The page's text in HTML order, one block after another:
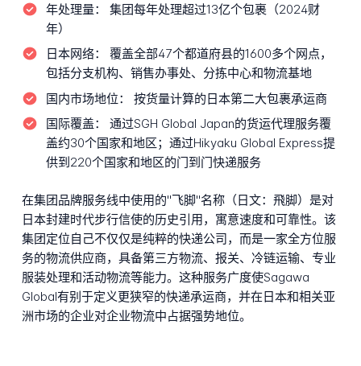
年处理量：
集团每年处理超过13亿个包裹（2024财
年）
日本网络：
覆盖全部47个都道府县的1600多个网点，
包括分支机构、销售办事处、分拣中心和物流基地
国内市场地位：
按货量计算的日本第二大包裹承运商
国际覆盖：
通过SGH Global Japan的货运代理服务覆
盖约30个国家和地区；通过Hikyaku Global Express提
供到220个国家和地区的门到门快递服务
在集团品牌服务线中使用的"飞脚"名称（日文：飛脚）是对
日本封建时代步行信使的历史引用，寓意速度和可靠性。该
集团定位自己不仅仅是纯粹的快递公司，而是一家全方位服
务的物流供应商，具备第三方物流、报关、冷链运输、专业
服装处理和活动物流等能力。这种服务广度使Sagawa
Global有别于定义更狭窄的快递承运商，并在日本和相关亚
洲市场的企业对企业物流中占据强势地位。